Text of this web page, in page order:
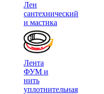
Лен
сантехнический
и мастика
Лента
ФУМ и
нить
уплотнительная